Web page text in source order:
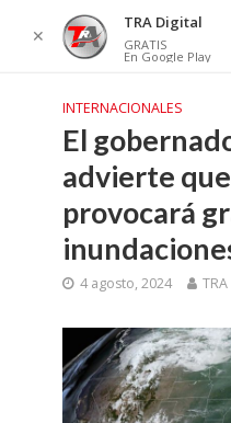
INTERNACIONALES
El
advierte
provocará
4 agosto, 2024
✕
TRA Digital
GRATIS
En Google Play